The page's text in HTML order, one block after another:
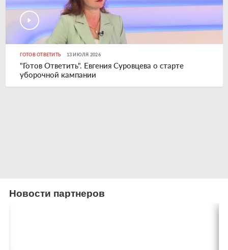
ГОТОВ ОТВЕТИТЬ 13 ИЮЛЯ 2026
"Готов Ответить". Евгения Суровцева о старте
уборочной кампании
Новости партнеров